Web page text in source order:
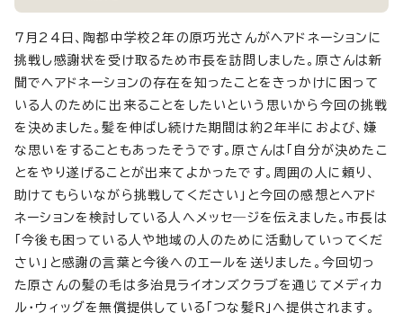
7月24日、陶都中学校2年の原巧光さんがヘアドネーションに
挑戦し感謝状を受け取るため市長を訪問しました。原さんは新
聞でヘアドネーションの存在を知ったことをきっかけに困って
いる人のために出来ることをしたいという思いから今回の挑戦
を決めました。髪を伸ばし続けた期間は約2年半におよび、嫌
な思いをすることもあったそうです。原さんは「自分が決めたこ
とをやり遂げることが出来てよかったです。周囲の人に頼り、
助けてもらいながら挑戦してください」と今回の感想とヘアド
ネーションを検討している人へメッセ―ジを伝えました。市長は
「今後も困っている人や地域の人のために活動していってくだ
さい」と感謝の言葉と今後へのエールを送りました。今回切っ
た原さんの髪の毛は多治見ライオンズクラブを通じてメディカ
ル・ウィッグを無償提供している「つな髪R」へ提供されます。